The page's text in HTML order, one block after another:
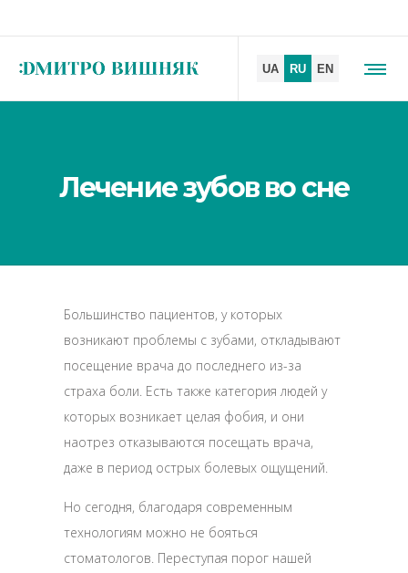
Лечение зубов во сне
Большинство пациентов, у которых
возникают проблемы с зубами, откладывают
посещение врача до последнего из-за
страха боли. Есть также категория людей у
которых возникает целая фобия, и они
наотрез отказываются посещать врача,
даже в период острых болевых ощущений.
Но сегодня, благодаря современным
технологиям можно не бояться
стоматологов. Переступая порог нашей